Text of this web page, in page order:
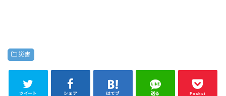
災害
ツイート シェア はてブ 送る Pocket